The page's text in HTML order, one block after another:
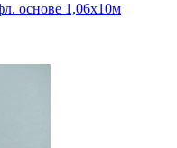
основе 1,06х10м